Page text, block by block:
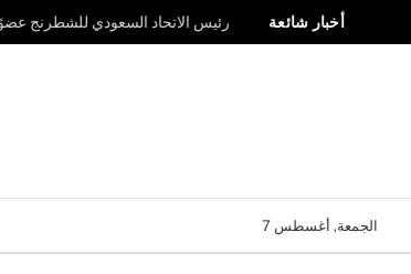
أخبار شائعة رئيس الاتحاد السعودي للشطرنج
الجمعة, أغسطس 7